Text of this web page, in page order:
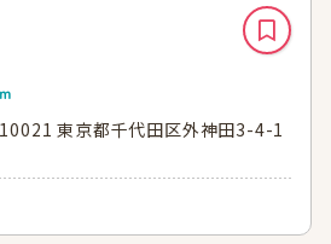
ｍ
東京都千代田区外神田3-4-1